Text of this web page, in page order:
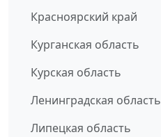
Красноярский край
Курганская область
Курская область
Ленинградская область
Липецкая область